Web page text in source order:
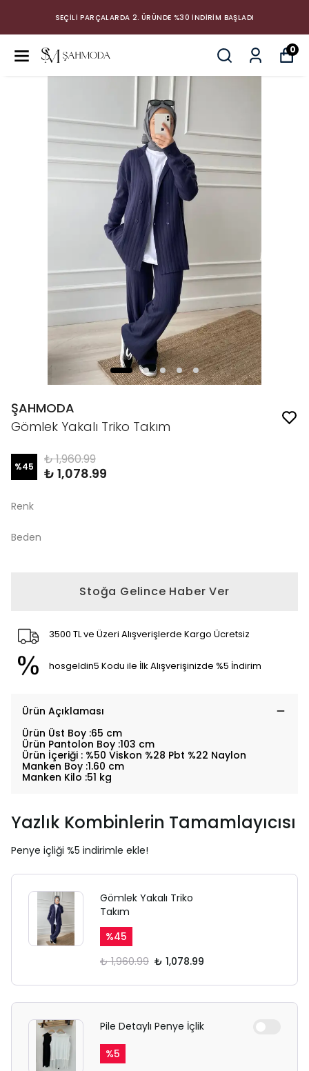
SEÇİLİ PARÇALARDA 2. ÜRÜNDE %30 İNDİRİM BAŞLADI
0
ŞAHMODA
Gömlek Yakalı Triko Takım
%45 ₺ 1,960.99
₺ 1,078.99
Renk
Beden
Stoğa Gelince Haber Ver
3500 TL ve Üzeri Alışverişlerde Kargo Ücretsiz
hosgeldin5 Kodu ile İlk Alışverişinizde %5 İndirim
Ürün Açıklaması
Ürün Üst Boy :65 cm
Ürün Pantolon Boy :103 cm
Ürün İçeriği : %50 Viskon %28 Pbt %22 Naylon
Manken Boy :1.60 cm
Manken Kilo :51 kg
Yazlık Kombinlerin Tamamlayıcısı
Penye içliği %5 indirimle ekle!
Gömlek Yakalı Triko
Takım
%45
₺ 1,960.99 ₺ 1,078.99
Pile Detaylı Penye İçlik
%5